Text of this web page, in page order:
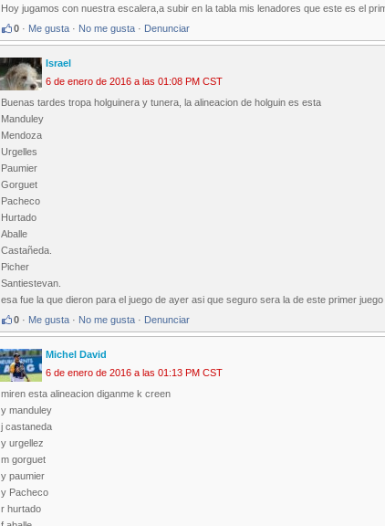
Hoy jugamos con nuestra escalera,a subir en la tabla mis lenadores que este es el
0 · Me gusta · No me gusta · Denunciar
Israel
6 de enero de 2016 a las 01:08 PM CST
Buenas tardes tropa holguinera y tunera, la alineacion de holguin es esta
Manduley
Mendoza
Urgelles
Paumier
Gorguet
Pacheco
Hurtado
Aballe
Castañeda.
Picher
Santiestevan.
esa fue la que dieron para el juego de ayer asi que seguro sera la de este primer juego
0 · Me gusta · No me gusta · Denunciar
Michel David
6 de enero de 2016 a las 01:13 PM CST
miren esta alineacion diganme k creen
y manduley
j castaneda
y urgellez
m gorguet
y paumier
y Pacheco
r hurtado